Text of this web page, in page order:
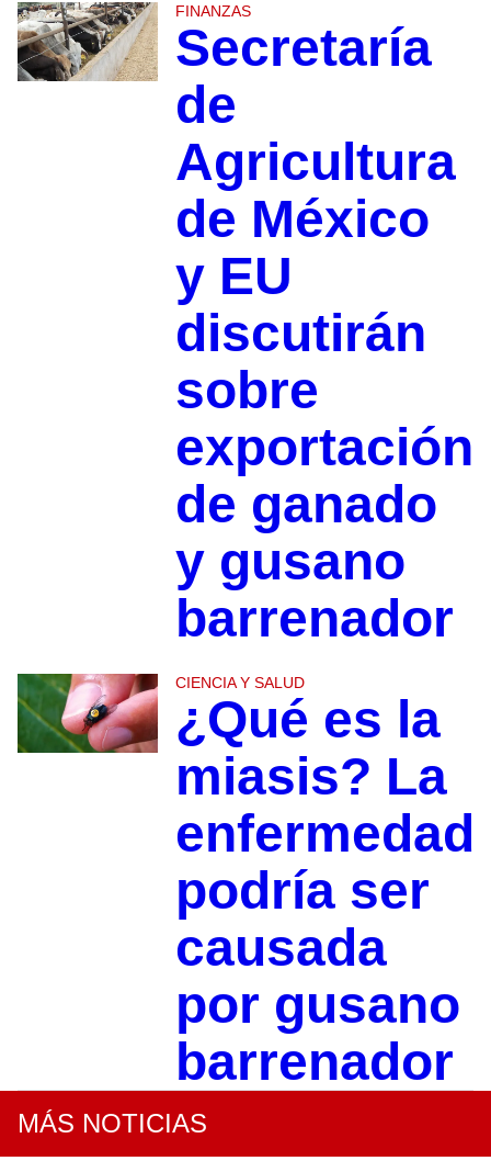
FINANZAS
Secretaría
de
Agricultura
de México
y EU
discutirán
sobre
exportación
de ganado
y gusano
barrenador
CIENCIA Y SALUD
¿Qué es la
miasis? La
enfermedad
podría ser
causada
por gusano
barrenador
MÁS NOTICIAS